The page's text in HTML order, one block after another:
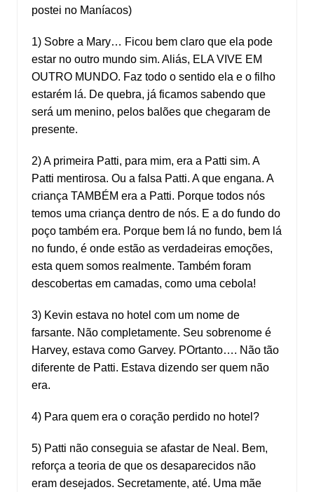
postei no Maníacos)
1) Sobre a Mary… Ficou bem claro que ela pode
estar no outro mundo sim. Aliás, ELA VIVE EM
OUTRO MUNDO. Faz todo o sentido ela e o filho
estarém lá. De quebra, já ficamos sabendo que
será um menino, pelos balões que chegaram de
presente.
2) A primeira Patti, para mim, era a Patti sim. A
Patti mentirosa. Ou a falsa Patti. A que engana. A
criança TAMBÉM era a Patti. Porque todos nós
temos uma criança dentro de nós. E a do fundo do
poço também era. Porque bem lá no fundo, bem lá
no fundo, é onde estão as verdadeiras emoções,
esta quem somos realmente. Também foram
descobertas em camadas, como uma cebola!
3) Kevin estava no hotel com um nome de
farsante. Não completamente. Seu sobrenome é
Harvey, estava como Garvey. POrtanto…. Não tão
diferente de Patti. Estava dizendo ser quem não
era.
4) Para quem era o coração perdido no hotel?
5) Patti não conseguia se afastar de Neal. Bem,
reforça a teoria de que os desaparecidos não
eram desejados. Secretamente, até. Uma mãe